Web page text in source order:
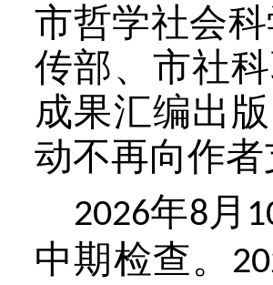
市哲学社会
传部、市社
成果汇编出
动不再向作
2026年8 月
中期检查。